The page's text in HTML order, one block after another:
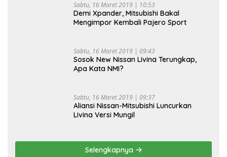
Sabtu, 16 Maret 2019 | 10:53
Demi Xpander, Mitsubishi Bakal
Mengimpor Kembali Pajero Sport
Sabtu, 16 Maret 2019 | 09:43
Sosok New Nissan Livina Terungkap,
Apa Kata NMI?
Sabtu, 16 Maret 2019 | 09:37
Aliansi Nissan-Mitsubishi Luncurkan
Livina Versi Mungil
Selengkapnya